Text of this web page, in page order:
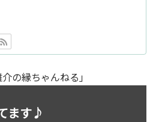
の縁ちゃんねる」
ます♪